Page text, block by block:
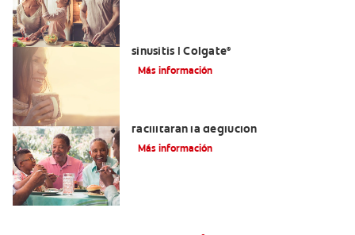
sinusitis | Colgate®
Más información
facilitarán la deglución
Más información